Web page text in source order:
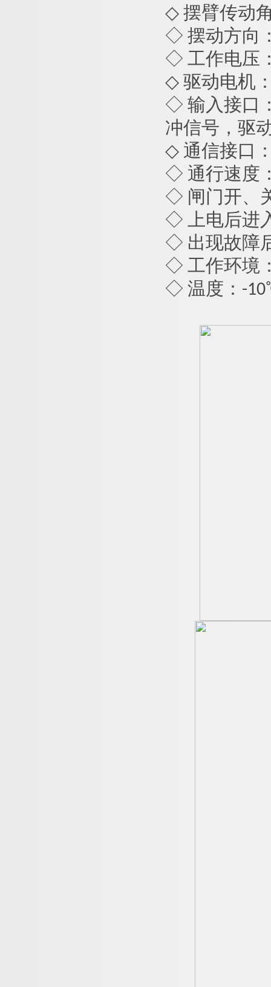
◇ 摆臂传动
◇ 摆动方向
◇ 工作电压：
◇ 驱动电机
◇ 输入接口
冲信号，驱
◇ 通信接口
◇ 通行速度
◇ 闸门开、
◇ 上电后进
◇ 出现故障
◇ 工作环境
◇ 温度：-